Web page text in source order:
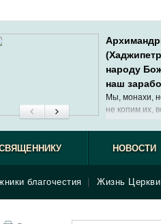
народу
наш
Мы, монахи,
не копим их,
благочестия Жизнь Церкви
НОВОСТИ